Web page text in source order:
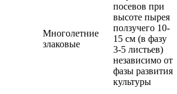
Многолетние
злаковые
посевов при
высоте пырея
ползучего 10-
15 см (в фазу
3-5 листьев)
независимо от
фазы развития
культуры